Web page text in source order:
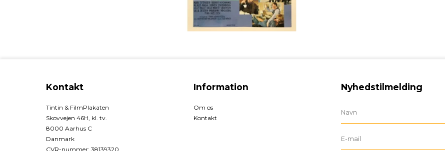
Kontakt
Tintin & FilmPlakaten
Skovvejen 46H, kl. tv.
8000 Aarhus C
Danmark
CVR-nummer: 38139320
Information
Om os
Kontakt
Nyhedstilmelding